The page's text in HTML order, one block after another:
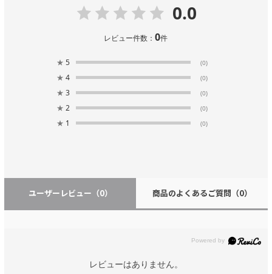
0.0
レビュー件数：0件
★ 5 (0)
★ 4 (0)
★ 3 (0)
★ 2 (0)
★ 1 (0)
ユーザーレビュー （0） 商品のよくあるご質問 （0）
レビューはありません。